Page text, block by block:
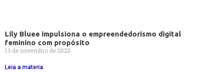
Lily Bluee impulsiona o empreendedorismo digital
feminino com propósito
13 de novembro de 2025
Leia a materia